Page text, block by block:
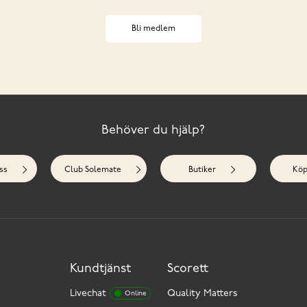
Bli medlem
Behöver du hjälp?
Club Solemate Butiker
Kundtjänst
Livechat Online
Scorett
Quality Matters